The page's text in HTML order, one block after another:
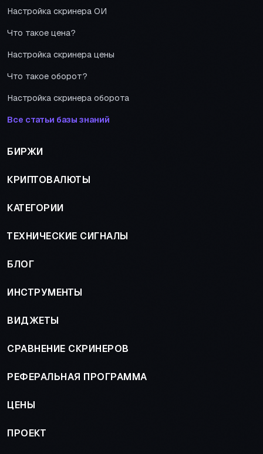
Настройка скринера ОИ
Что такое цена?
Настройка скринера цены
Что такое оборот?
Настройка скринера оборота
Все статьи базы знаний
БИРЖИ
КРИПТОВАЛЮТЫ
КАТЕГОРИИ
ТЕХНИЧЕСКИЕ СИГНАЛЫ
БЛОГ
ИНСТРУМЕНТЫ
ВИДЖЕТЫ
СРАВНЕНИЕ СКРИНЕРОВ
РЕФЕРАЛЬНАЯ ПРОГРАММА
ЦЕНЫ
ПРОЕКТ